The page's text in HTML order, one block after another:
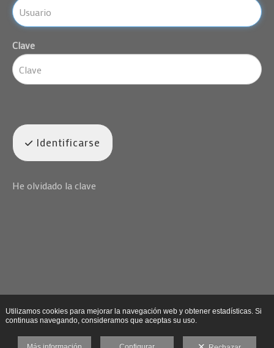
Clave
Identificarse
He olvidado la clave
Utilizamos cookies para mejorar la navegación web y obtener estadísticas. Si
continuas navegando, consideramos que aceptas su uso.